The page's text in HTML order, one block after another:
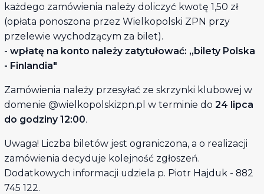
każdego zamówienia należy doliczyć kwotę 1,50 zł
(opłata ponoszona przez Wielkopolski ZPN przy
przelewie wychodzącym za bilet).
- wpłatę na konto należy zatytułować: „bilety Polska
- Finlandia"
Zamówienia należy przesyłać ze skrzynki klubowej w
domenie @wielkopolskizpn.pl w terminie do 24 lipca
do godziny 12:00.
Uwaga! Liczba biletów jest ograniczona, a o realizacji
zamówienia decyduje kolejność zgłoszeń.
Dodatkowych informacji udziela p. Piotr Hajduk - 882
745 122.